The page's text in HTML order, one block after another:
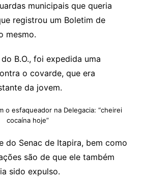
municipais que queria
registrou um Boletim de
mesmo.
B.O., foi expedida uma
o covarde, que era
da jovem.
o esfaqueador na Delegacia: “cheirei
cocaína hoje”
do Senac de Itapira, bem como
são de que ele também
sido expulso.